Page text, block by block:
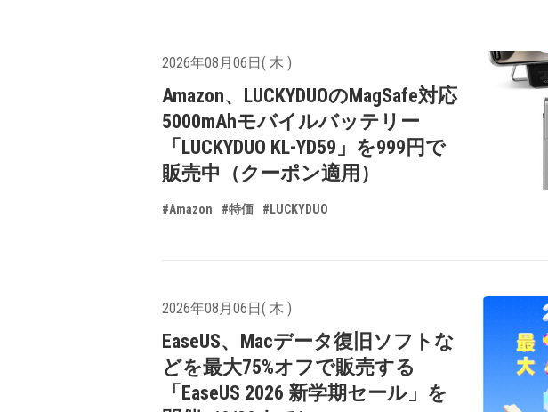
2026年08月06日( 木 )
Amazon、LUCKYDUOのMagSafe対応
5000mAhモバイルバッテリー
「LUCKYDUO KL-YD59」を999円で
販売中（クーポン適用）
#Amazon #特価 #LUCKYDUO
2026年08月06日( 木 )
EaseUS、Macデータ復旧ソフトな
どを最大75%オフで販売する
「EaseUS 2026 新学期セール」を